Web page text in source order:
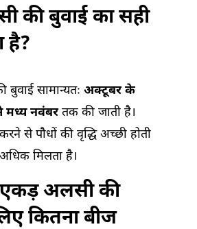
की बुवाई का सही
है?
सामान्यतः अक्टूबर के
मध्य नवंबरतक की जाती है।
से पौधों की वृद्धि अच्छी होती
मिलता है।
अलसी की
कितना बीज